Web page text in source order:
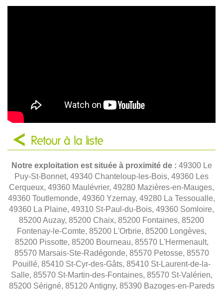
Retour à la liste
Notre exploitation est située à proximité de : 49300 Le
Puy-St-Bonnet, 49340 Chanteloup-les-Bois, 49360 Les
Cerqueux, 49360 Maulévrier, 49280 Mazières-en-Mauges,
49360 Toutlemonde, 49360 Yzernay, 49280 La Tessoualle,
49360 La Plaine, 49310 St-Paul-du-Bois, 49360 Somloire,
85200 Auzay, 85200 Chaix, 85200 Fontaines, 85200
Fontenay-le-Comte, 85200 L'Orbrie, 85200 Longèves,
85200 Pissotte, 85200 Bourneau, 85570 L'Hermenault,
85570 Marsais-Ste-Radégonde, 85570 Petosse, 85570
Pouillé, 85410 St-Cyr-des-Gâts, 85410 St-Laurent-de-la-
Salle, 85570 St-Martin-des-Fontaines, 85570 St-Valérien,
85200 Sérigné, 85120 Antigny, 85390 Bazoges-en-Pareds